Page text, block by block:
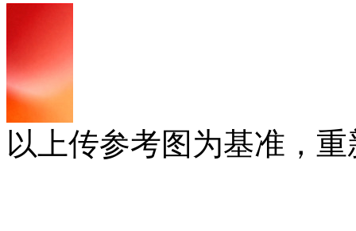
以上传参考图为基准，